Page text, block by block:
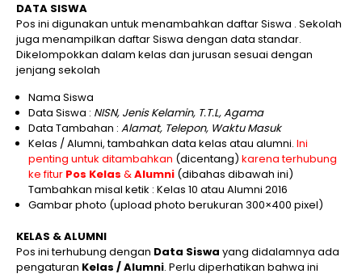
DATA SISWA
Pos ini digunakan untuk menambahkan daftar Siswa . Sekolah
juga menampilkan daftar Siswa dengan data standar.
Dikelompokkan dalam kelas dan jurusan sesuai dengan
jenjang sekolah
Nama Siswa
Data Siswa : NISN, Jenis Kelamin, T.T.L, Agama
Data Tambahan : Alamat, Telepon, Waktu Masuk
Kelas / Alumni, tambahkan data kelas atau alumni. Ini
penting untuk ditambahkan (dicentang) karena terhubung
ke fitur Pos Kelas &Alumni (dibahas dibawah ini)
Tambahkan misal ketik : Kelas 10 atau Alumni 2016
Gambar photo (upload photo berukuran 300×400 pixel)
KELAS & ALUMNI
Pos ini terhubung dengan Data Siswa yang didalamnya ada
pengaturan Kelas / Alumni. Perlu diperhatikan bahwa ini